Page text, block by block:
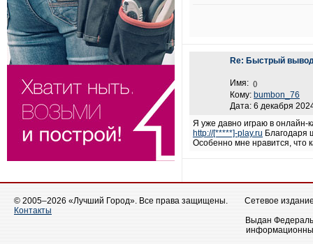
Re: Быстрый
Имя: ()
Кому: bumbon_76
Дата: 6 декабря
Я уже давно играю в онлайн-
http://[*****]-play.ru Благодаря
Особенно мне нравится, что
© 2005–2026 «Лучший Город». Все права защищены.
Контакты
Сетевое
Выдан